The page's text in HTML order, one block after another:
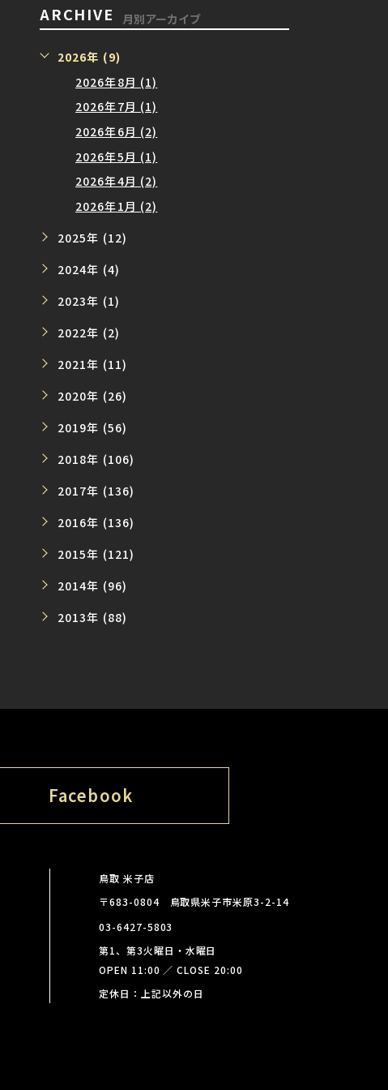
ARCHIVE 月別アーカイブ
2026年 (9)
2026年8月 (1)
2026年7月 (1)
2026年6月 (2)
2026年5月 (1)
2026年4月 (2)
2026年1月 (2)
2025年 (12)
2024年 (4)
2023年 (1)
2022年 (2)
2021年 (11)
2020年 (26)
2019年 (56)
2018年 (106)
2017年 (136)
2016年 (136)
2015年 (121)
2014年 (96)
2013年 (88)
Facebook
鳥取 米子店
〒683-0804 鳥取県米子市米原3-2-14
03-6427-5803
第1、第3火曜日・水曜日
OPEN 11:00 ／ CLOSE 20:00
定休日：上記以外の日